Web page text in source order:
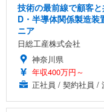
技術の最前線で顧客
D・半導体関係製造
ニア
日総工産株式会社
神奈川県
年収400万円～
正社員 / 契約社員 /